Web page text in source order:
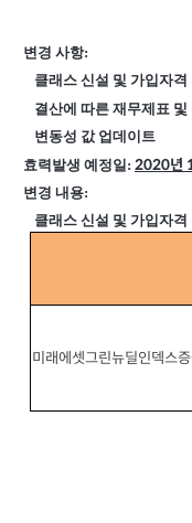
변경 사항:
클래스 신설 및 가입자격
결산에 따른 재무제표
변동성 값 업데이트
효력발생 예정일: 2020년
변경 내용:
클래스 신설 및 가입자격
미래에셋그린뉴딜인덱스